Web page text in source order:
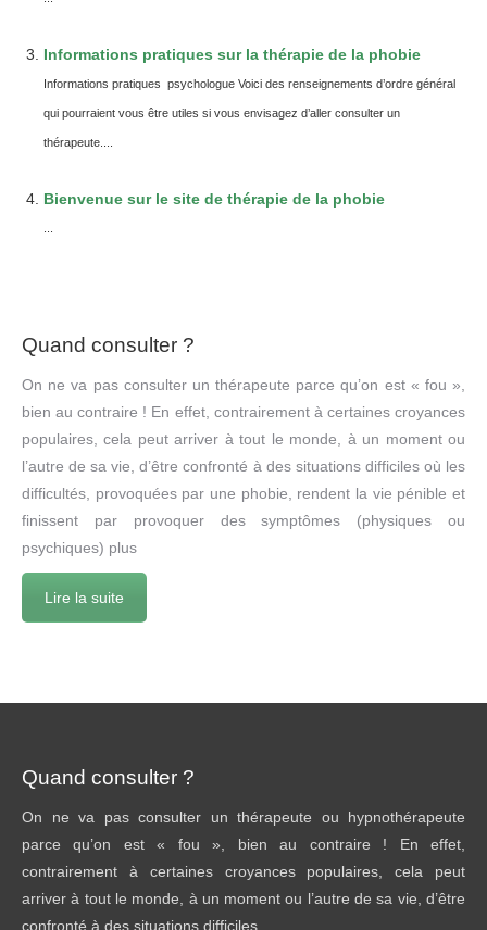
Informations pratiques sur la thérapie de la phobie
Informations pratiques psychologue Voici des renseignements d’ordre général
qui pourraient vous être utiles si vous envisagez d’aller consulter un
thérapeute....
Bienvenue sur le site de thérapie de la phobie
Quand consulter ?
On ne va pas consulter un thérapeute parce qu’on est « fou »,
bien au contraire ! En effet, contrairement à certaines croyances
populaires, cela peut arriver à tout le monde, à un moment ou
l’autre de sa vie, d’être confronté à des situations difficiles où les
difficultés, provoquées par une phobie, rendent la vie pénible et
finissent par provoquer des symptômes (physiques ou
psychiques) plus
Lire la suite
Quand consulter ?
On ne va pas consulter un thérapeute ou hypnothérapeute
parce qu’on est « fou », bien au contraire ! En effet,
contrairement à certaines croyances populaires, cela peut
arriver à tout le monde, à un moment ou l’autre de sa vie, d’être
confronté à des situations difficiles..